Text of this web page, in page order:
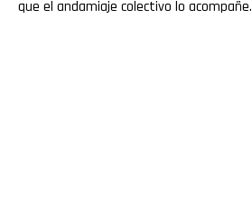
que el andamiaje colectivo lo acompañe.